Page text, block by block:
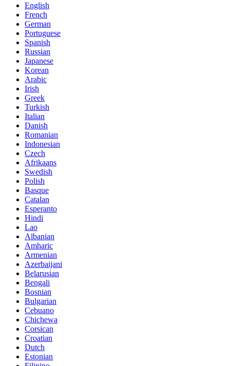
English
French
German
Portuguese
Spanish
Russian
Japanese
Korean
Arabic
Irish
Greek
Turkish
Italian
Danish
Romanian
Indonesian
Czech
Afrikaans
Swedish
Polish
Basque
Catalan
Esperanto
Hindi
Lao
Albanian
Amharic
Armenian
Azerbaijani
Belarusian
Bengali
Bosnian
Bulgarian
Cebuano
Chichewa
Corsican
Croatian
Dutch
Estonian